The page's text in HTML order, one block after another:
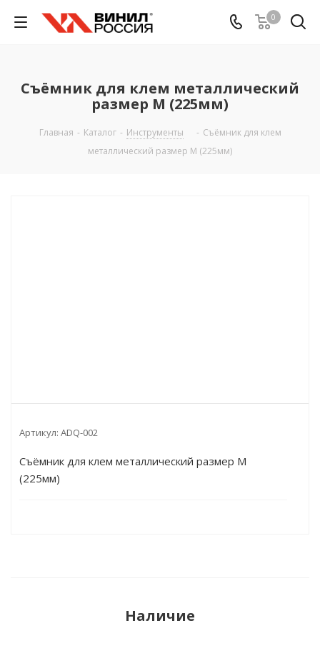
0
Съёмник для клем металлический
размер M (225мм)
Главная - Каталог - Инструменты - Съёмник для клем
металлический размер M (225мм)
Артикул: ADQ-002
Съёмник для клем металлический размер M
(225мм)
Наличие